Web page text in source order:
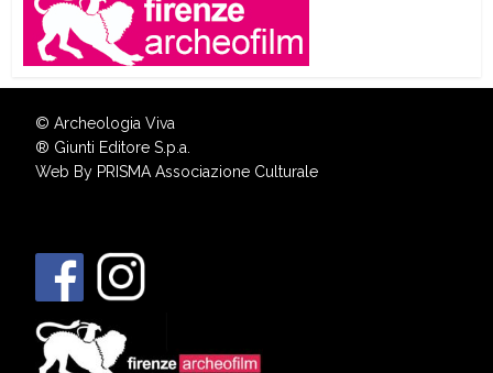
© Archeologia Viva
® Giunti Editore S.p.a.
Web By PRISMA Associazione Culturale